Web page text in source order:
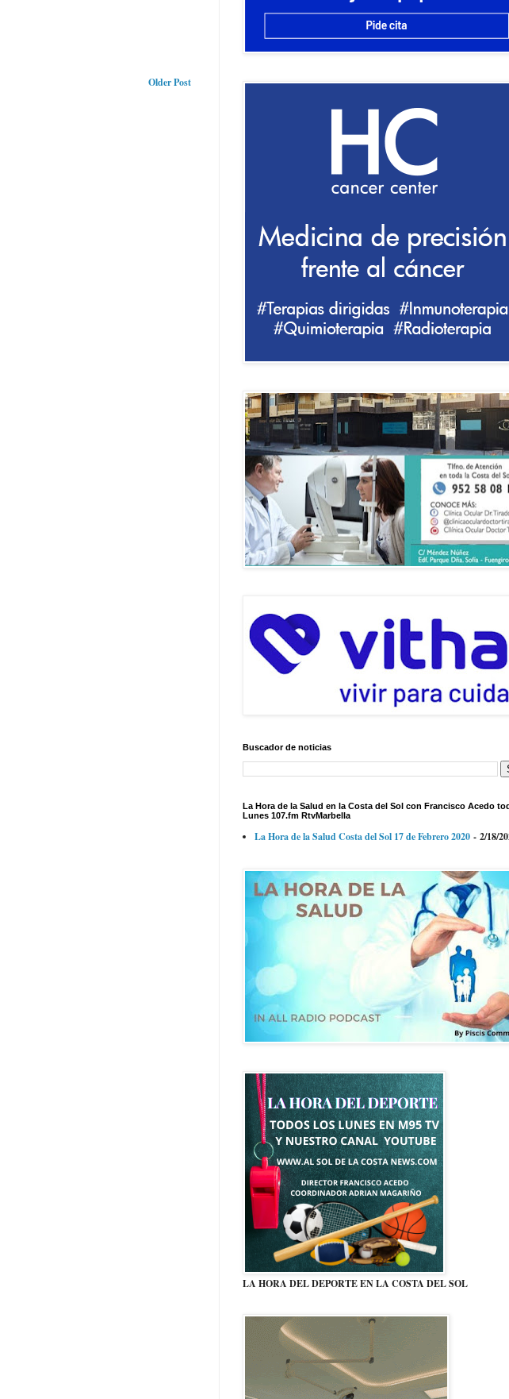
Older Post
Buscador de noticias
La Hora de la Salud en la Costa del Sol con Francisco Acedo
Lunes 107.fm RtvMarbella
La Hora de la Salud Costa del Sol 17 de Febrero 2020 - 2/18/
LA HORA DEL DEPORTE EN LA COSTA DEL SOL